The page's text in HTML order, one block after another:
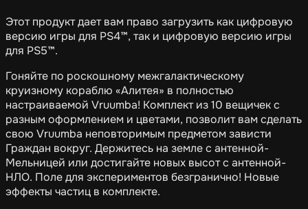
Этот продукт дает вам право загрузить как цифровую
версию игры для PS4™, так и цифровую версию игры
для PS5™.
Гоняйте по роскошному межгалактическому
круизному кораблю «Алитея» в полностью
настраиваемой Vruumba! Комплект из 10 вещичек с
разным оформлением и цветами, позволит вам сделать
свою Vruumba неповторимым предметом зависти
Граждан вокруг. Держитесь на земле с антенной-
Мельницей или достигайте новых высот с антенной-
НЛО. Поле для экспериментов безгранично! Новые
эффекты частиц в комплекте.